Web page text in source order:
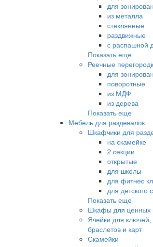
для
из металла
стеклянные
раздвижные
с распашной
Показать еще
Реечные
для
поворотные
из МДФ
из дерева
Показать еще
Мебель для раздевалок
Шкафчики для
на скамейке
2 секции
открытые
для школы
для фитнес
для детского
Показать еще
Шкафы для ценных
Ячейки для ключей,
браслетов и карт
Скамейки